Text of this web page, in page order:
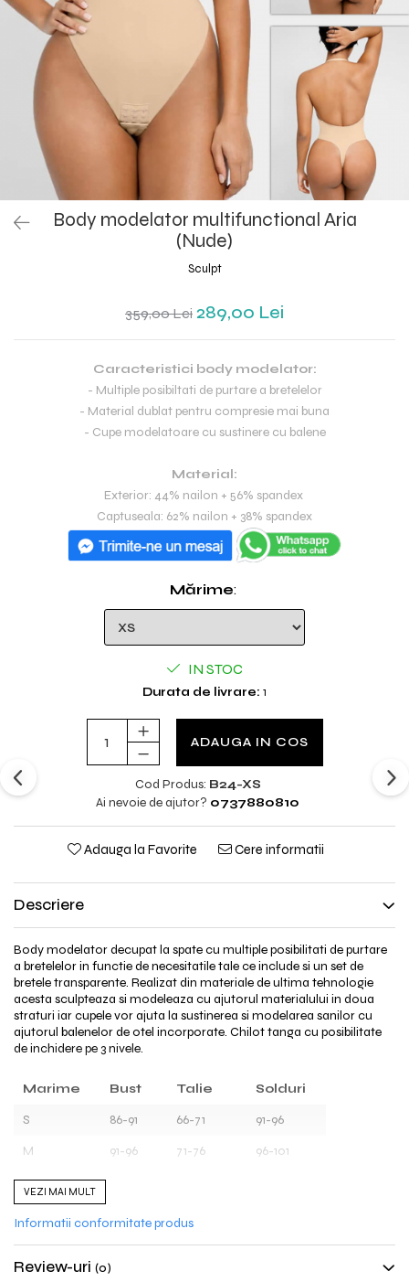
Body modelator multifunctional Aria
(Nude)
Sculpt
359,00 Lei 289,00 Lei
Caracteristici body modelator:
- Multiple posibiltati de purtare a bretelelor
- Material dublat pentru compresie mai buna
- Cupe modelatoare cu sustinere cu balene
Material:
Exterior: 44% nailon + 56% spandex
Captuseala: 62% nailon + 38% spandex
Mărime:
IN STOC
Durata de livrare: 1
ADAUGA IN COS
Cod Produs: B24-XS
Ai nevoie de ajutor? 0737880810
Adauga la Favorite Cere informatii
Descriere
Body modelator decupat la spate cu multiple posibilitati de purtare
a bretelelor in functie de necesitatile tale ce include si un set de
bretele transparente. Realizat din materiale de ultima tehnologie
acesta sculpteaza si modeleaza cu ajutorul materialului in doua
straturi iar cupele vor ajuta la sustinerea si modelarea sanilor cu
ajutorul balenelor de otel incorporate. Chilot tanga cu posibilitate
de inchidere pe 3 nivele.
Marime Bust Talie
Solduri
S
86-91 66-71
91-96
M
91-96 71-76
96-101
L
VEZI MAI MULT
Informatii conformitate produs
Review-uri (0)